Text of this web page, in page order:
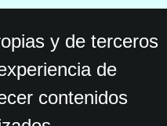
y de terceros
de
contenidos